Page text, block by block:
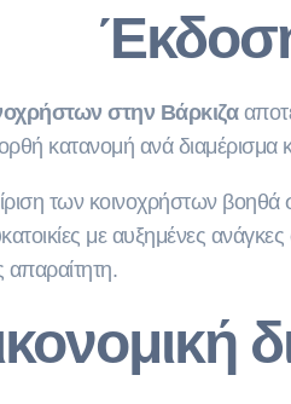
στην Βάρκιζα
κατανομή ανά διαμέρισμα
των κοινοχρήστων βοηθά
με αυξημένες
απαραίτητη.